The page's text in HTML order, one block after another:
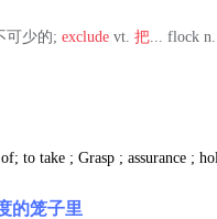
可少的;exclude vt.把 ... flock
to take ; Grasp ; assurance ;
的笼子里